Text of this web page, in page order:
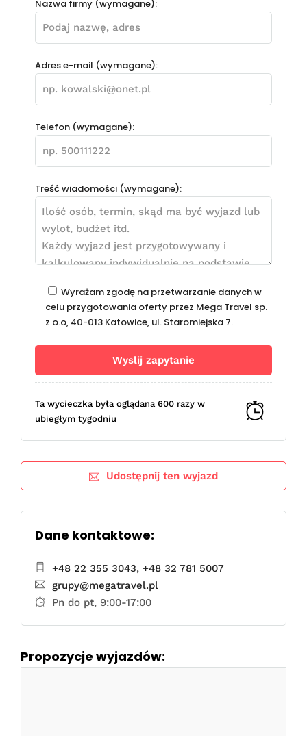
Nazwa firmy (wymagane):
Adres e-mail (wymagane):
Telefon (wymagane):
Treść wiadomości (wymagane):
Wyrażam zgodę na przetwarzanie danych w
celu przygotowania oferty przez Mega Travel sp.
z o.o, 40-013 Katowice, ul. Staromiejska 7.
Ta wycieczka była oglądana 600 razy w
ubiegłym tygodniu
Udostępnij ten wyjazd
Dane kontaktowe:
+48 22 355 3043, +48 32 781 5007
grupy@megatravel.pl
Pn do pt, 9:00-17:00
Propozycje wyjazdów: